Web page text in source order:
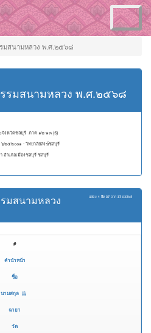
Toggle
navigation
มสนามหลวง พ.ศ.๒๕๖๘
รมสนามหลวง พ.ศ.๒๕๖๘
จังหวัดชลบุรี ภาค ๑๒-๑๓ (ธ)
๒๕๒๐๐๑ - วิทยาลัยสงฆ์ชลบุรี
อำเภอเมืองชลบุรี ชลบุรี
แสดง 1 ถึง 37 จาก 37 ผลลัพธ์
มสนามหลวง
#
คำนำหน้า
ชื่อ
นามสกุล
ฉายา
วัด